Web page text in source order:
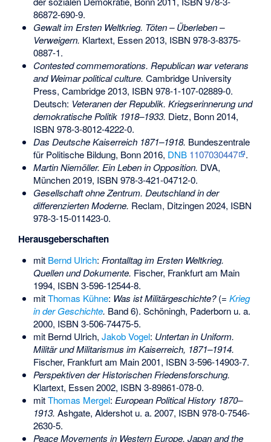
86872-690-9.
Gewalt im Ersten Weltkrieg. Töten – Überleben –
Verweigern. Klartext, Essen 2013, ISBN 978-3-8375-
0887-1.
Contested commemorations. Republican war veterans
and Weimar political culture. Cambridge University
Press, Cambridge 2013, ISBN 978-1-107-02889-0.
Deutsch: Veteranen der Republik. Kriegserinnerung und
demokratische Politik 1918–1933. Dietz, Bonn 2014,
ISBN 978-3-8012-4222-0.
Das Deutsche Kaiserreich 1871–1918. Bundeszentrale
für Politische Bildung, Bonn 2016, DNB 1107030447
.
Martin Niemöller. Ein Leben in Opposition. DVA,
München 2019, ISBN 978-3-421-04712-0.
Gesellschaft ohne Zentrum. Deutschland in der
differenzierten Moderne. Reclam, Ditzingen 2024, ISBN
978-3-15-011423-0.
Herausgeberschaften
mit Bernd Ulrich: Frontalltag im Ersten Weltkrieg.
Quellen und Dokumente. Fischer, Frankfurt am Main
1994, ISBN 3-596-12544-8.
mitThomas Kühne: Was ist Militärgeschichte?(= Krieg
in der Geschichte. Band 6). Schöningh, Paderborn u. a.
2000, ISBN 3-506-74475-5.
mit Bernd Ulrich, Jakob Vogel: Untertan in Uniform.
Militär und Militarismus im Kaiserreich, 1871–1914.
Fischer, Frankfurt am Main 2001, ISBN 3-596-14903-7.
Perspektiven der Historischen Friedensforschung.
Klartext, Essen 2002, ISBN 3-89861-078-0.
mitThomas Mergel: European Political History 1870–
1913. Ashgate, Aldershot u. a. 2007, ISBN 978-0-7546-
2630-5.
Peace Movements in Western Europe, Japan and the